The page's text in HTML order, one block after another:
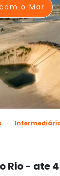
o Mar
Rio - ate